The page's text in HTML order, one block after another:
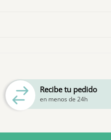
Recibe tu pedido
en menos de 24h